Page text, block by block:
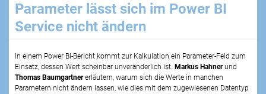
Parameter lässt sich im Power BI
Service nicht ändern
In einem Power BI-Bericht kommt zur Kalkulation ein Parameter-Feld zum
Einsatz, dessen Wert scheinbar unveränderlich ist. Markus Hahnerund
Thomas Baumgartnererläutern, warum sich die Werte in manchen
Parametern nicht ändern lassen, wie dies mit dem zugewiesenen Datentyp